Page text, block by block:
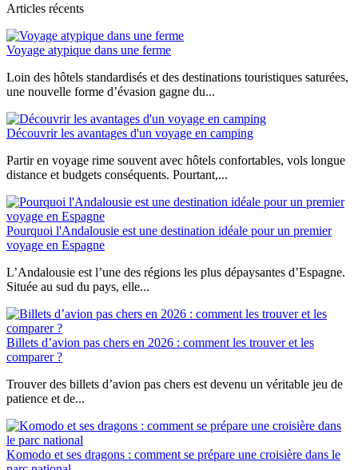
Articles récents
Voyage atypique dans une ferme
Loin des hôtels standardisés et des destinations touristiques saturées,
une nouvelle forme d’évasion gagne du...
Découvrir les avantages d'un voyage en camping
Partir en voyage rime souvent avec hôtels confortables, vols longue
distance et budgets conséquents. Pourtant,...
Pourquoi l'Andalousie est une destination idéale pour un premier
voyage en Espagne
L’Andalousie est l’une des régions les plus dépaysantes d’Espagne.
Située au sud du pays, elle...
Billets d’avion pas chers en 2026 : comment les trouver et les
comparer ?
Trouver des billets d’avion pas chers est devenu un véritable jeu de
patience et de...
Komodo et ses dragons : comment se prépare une croisière dans le